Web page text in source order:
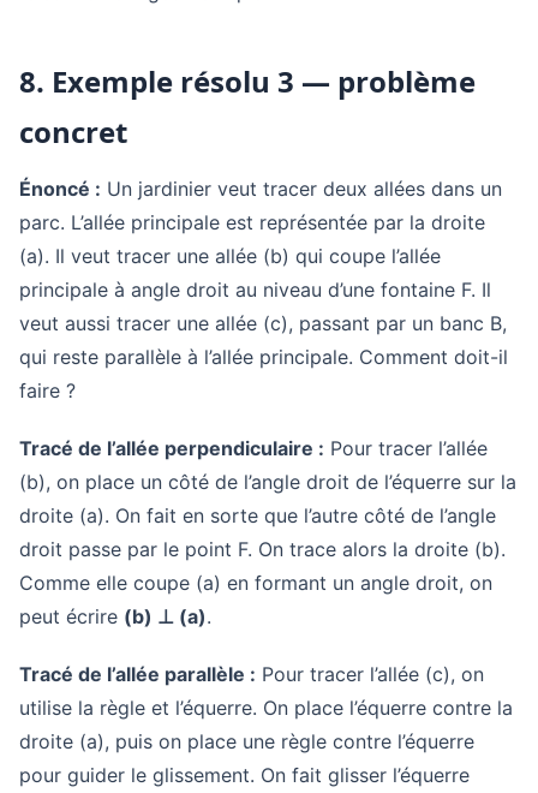
8. Exemple résolu 3 — problème
concret
Énoncé : Un jardinier veut tracer deux allées dans un
parc. L’allée principale est représentée par la droite
(a). Il veut tracer une allée (b) qui coupe l’allée
principale à angle droit au niveau d’une fontaine F. Il
veut aussi tracer une allée (c), passant par un banc B,
qui reste parallèle à l’allée principale. Comment doit-il
faire ?
Tracé de l’allée perpendiculaire : Pour tracer l’allée
(b), on place un côté de l’angle droit de l’équerre sur la
droite (a). On fait en sorte que l’autre côté de l’angle
droit passe par le point F. On trace alors la droite (b).
Comme elle coupe (a) en formant un angle droit, on
peut écrire (b) ⊥ (a).
Tracé de l’allée parallèle : Pour tracer l’allée (c), on
utilise la règle et l’équerre. On place l’équerre contre la
droite (a), puis on place une règle contre l’équerre
pour guider le glissement. On fait glisser l’équerre